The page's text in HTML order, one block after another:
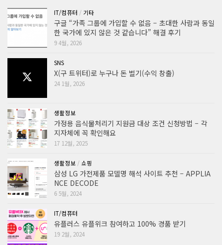
IT/컴퓨터 / 기타
구글 “가족 그룹에 가입할 수 없음 – 초대한 사람과 동일
한 국가에 있지 않은 것 같습니다” 해결 후기
9 4월, 2026
SNS
X(구 트위터)로 누구나 돈 벌기(수익 창출)
24 1월, 2026
생활정보
가정용 음식물처리기 지원금 대상 조건 신청방법 – 각
지자체에 꼭 확인해요
17 12월, 2025
생활정보/ 쇼핑
삼성 LG 가전제품 모델명 해석 사이트 추천 – APPLIA
NCE DECODE
6 5월, 2024
IT/컴퓨터
유플러스 유플위크 참여하고 100% 경품 받기
19 2월, 2024